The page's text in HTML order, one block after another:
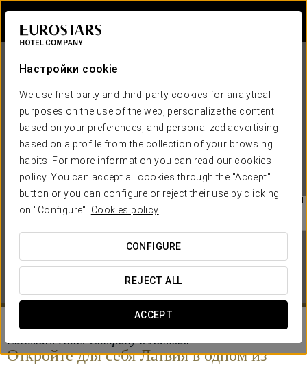
Настройки cookie
We use first-party and third-party cookies for analytical
purposes on the use of the web, personalize the content
based on your preferences, and personalized advertising
based on a profile from the collection of your browsing
habits. For more information you can read our cookies
policy. You can accept all cookies through the "Accept"
button or you can configure or reject their use by clicking
on "Configure". Cookies policy
CONFIGURE
REJECT ALL
ACCEPT
EUROSTARS HOTEL COMPANY
КОГДА ВЫ ХОТИТЕ ОТПРАВИТЬСЯ В

Eurostars Hotel Company в Латвия
Откройте для себя Латвия в одном из